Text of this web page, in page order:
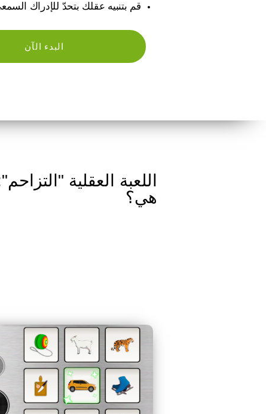
قم بتنبيه عقلك بتحدّ للإدراك
البدء الآن
اللعبة العقلية
هي؟